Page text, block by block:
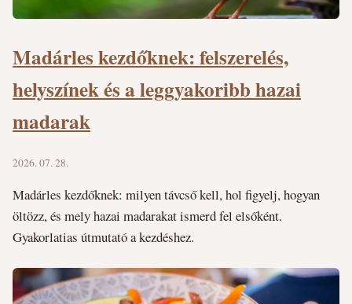
Madárles kezdőknek: felszerelés,
helyszínek és a leggyakoribb hazai
madarak
2026. 07. 28.
Madárles kezdőknek: milyen távcső kell, hol figyelj, hogyan
öltözz, és mely hazai madarakat ismerd fel elsőként.
Gyakorlatias útmutató a kezdéshez.